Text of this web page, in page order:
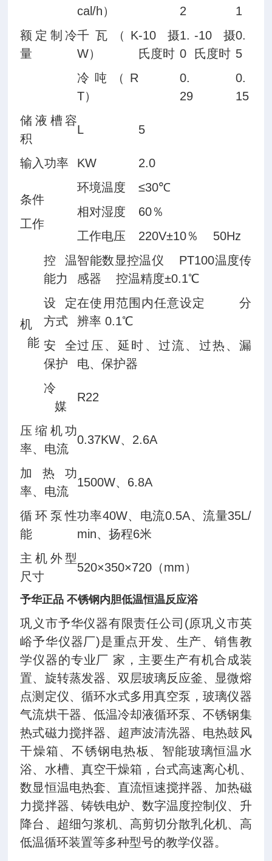
额定制冷
量
cal/h）
-10摄
氏度时
2
-10摄
氏度时
1
千瓦（K
W）
1.
0
0.
5
冷吨（R
T）
0.
29
0.
15
储液槽容
积
L 5
输入功率 KW 2.0
条件
工作
环境温度
≤30℃
相对湿度
60％
工作电压
220V±10％ 50Hz
机
能
控温
能力
智能数显控温仪 PT100温度传
感器 控温精度±0.1℃
设定
方式
在使用范围内任意设定 分
辨率 0.1℃
安全
保护
过压、延时、过流、过热、漏
电、保护器
冷
媒
R22
压缩机功
率、电流
0.37KW、2.6A
加热功
率、电流
1500W、6.8A
循环泵性
能
功率40W、电流0.5A、流量35L/
min、扬程6米
主机外型
尺寸
520×350×720（mm）
予华正品 不锈钢内胆低温恒温反应浴
巩义市予华仪器有限责任公司 (原巩义市英
峪予华仪器厂)是重点开发、生产、销售教
学仪器的专业厂 家，主要生产有机合成装
置、旋转蒸发器、双层玻璃反应釜、显微熔
点测定仪、循环水式多用真空泵，玻璃仪器
气流烘干器、低温冷却液循环泵、不锈钢集
热式磁力搅拌器、超声波清洗器、电热鼓风
干燥箱、不锈钢电热板、智能玻璃恒温水
浴、水槽、真空干燥箱，台式高速离心机、
数显恒温电热套、直流恒速搅拌器、加热磁
力搅拌器、铸铁电炉、数字温度控制仪、升
降台、超细匀浆机、高剪切分散乳化机、高
低温循环装置等多种型号的教学仪器。